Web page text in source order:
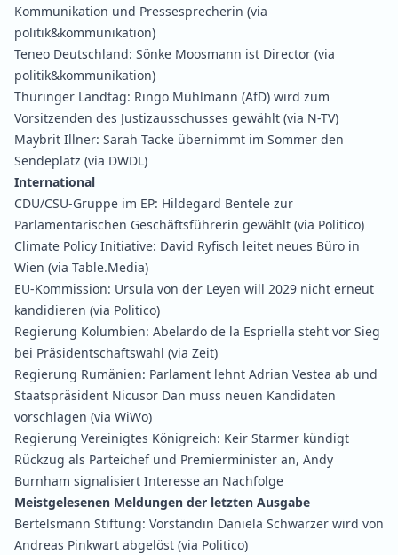
Kommunikation und Pressesprecherin (via
politik&kommunikation)
Teneo Deutschland: Sönke Moosmann ist Director (via
politik&kommunikation)
Thüringer Landtag: Ringo Mühlmann (AfD) wird zum
Vorsitzenden des Justizausschusses gewählt (via N-TV)
Maybrit Illner: Sarah Tacke übernimmt im Sommer den
Sendeplatz (via DWDL)
International
CDU/CSU-Gruppe im EP: Hildegard Bentele zur
Parlamentarischen Geschäftsführerin gewählt (via Politico)
Climate Policy Initiative: David Ryfisch leitet neues Büro in
Wien (via Table.Media)
EU-Kommission: Ursula von der Leyen will 2029 nicht erneut
kandidieren (via Politico)
Regierung Kolumbien: Abelardo de la Espriella steht vor Sieg
bei Präsidentschaftswahl (via Zeit)
Regierung Rumänien: Parlament lehnt Adrian Vestea ab und
Staatspräsident Nicusor Dan muss neuen Kandidaten
vorschlagen (via WiWo)
Regierung Vereinigtes Königreich: Keir Starmer kündigt
Rückzug als Parteichef und Premierminister an, Andy
Burnham signalisiert Interesse an Nachfolge
Meistgelesenen Meldungen der letzten Ausgabe
Bertelsmann Stiftung: Vorständin Daniela Schwarzer wird von
Andreas Pinkwart abgelöst (via Politico)